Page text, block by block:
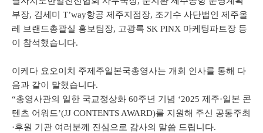
부장, 김세미 T’way항공 제주지점장, 조기수 사단법인 제주올
레 브랜드총괄실 홍보팀장, 고광록 SK PINX 마케팅파트장 등
이 참석했습니다.
이케다 요오이치 주제주일본국총영사는 개회 인사를 통해 다
음과 같이 말했습니다.
“총영사관의 일한 국교정상화 60주년 기념 ‘2025 제주·일본 콘
텐츠 어워드’(JJ CONTENTS AWARD)를 지원해 주신 공동주최
·후원 기관 여러분께 진심으로 감사의 말씀 드립니다.